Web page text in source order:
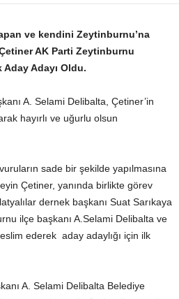
ve kendini Zeytinburnu’na
AK Parti Zeytinburnu
Adayı Oldu.
A. Selami Delibalta, Çetiner’in
hayırlı ve uğurlu olsun
sade bir şekilde yapılmasına
Çetiner, yanında birlikte görev
dernek başkanı Suat Sarıkaya
ilçe başkanı A.Selami Delibalta ve
ederek aday adaylığı için ilk
A. Selami Delibalta Belediye